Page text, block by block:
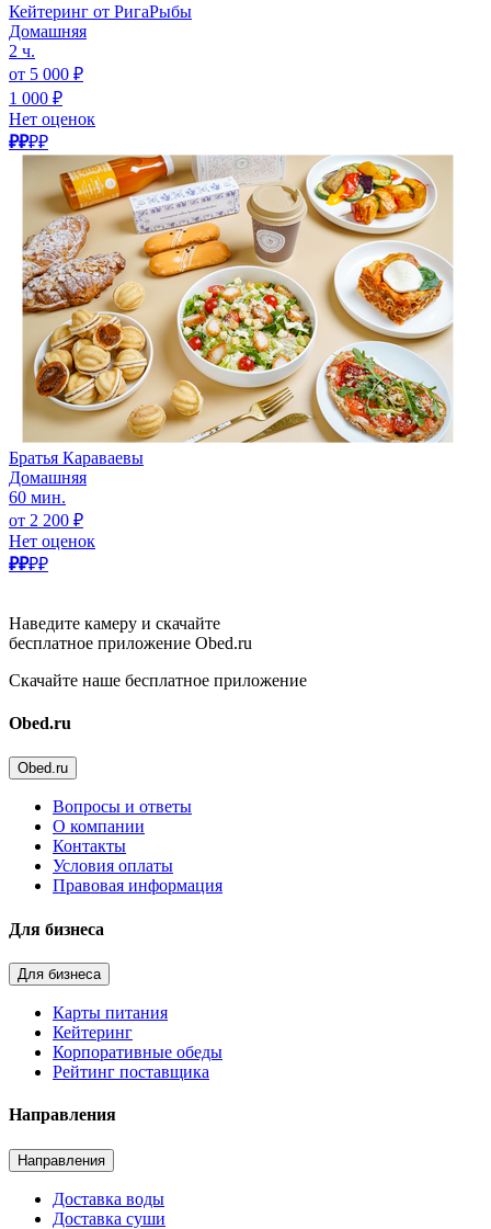
Кейтеринг от РигаРыбы
Домашняя
2 ч.
от 5 000 ₽
1 000 ₽
Нет оценок
₽₽₽₽
Братья Караваевы
Домашняя
60 мин.
от 2 200 ₽
Нет оценок
₽₽₽₽
Наведите камеру и скачайте
бесплатное приложение Obed.ru
Скачайте наше бесплатное приложение
Obed.ru
Obed.ru
Вопросы и ответы
О компании
Контакты
Условия оплаты
Правовая информация
Для бизнеса
Для бизнеса
Карты питания
Кейтеринг
Корпоративные обеды
Рейтинг поставщика
Направления
Направления
Доставка воды
Доставка суши